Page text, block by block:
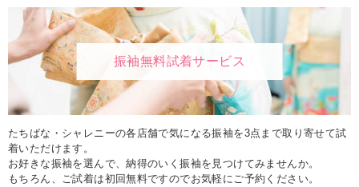
振袖無料試着サービス
たちばな・シャレニーの各店舗で気になる振袖を3点まで取り寄せて試
着いただけます。
お好きな振袖を選んで、納得のいく振袖を見つけてみませんか。
もちろん、ご試着は初回無料ですのでお気軽にご予約ください。